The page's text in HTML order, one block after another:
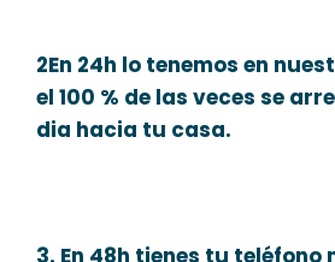
2En 24h lo tenemos en
el 100 % de las veces se
dia hacia tu casa.
3. En 48h tienes tu teléfono